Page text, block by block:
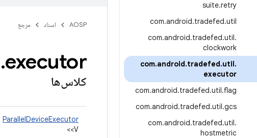
suite.retry
com.android.tradefed.util
com.android.tradefed.util.
clockwork
com.android.tradefed.util.
executor
com.android.tradefed.util.flag
com.android.tradefed.util.gcs
com.android.tradefed.util.
hostmetric
AOSP اسناد مرجع
.executor
کلاس‌ها
ParallelDeviceExecutor
<V>